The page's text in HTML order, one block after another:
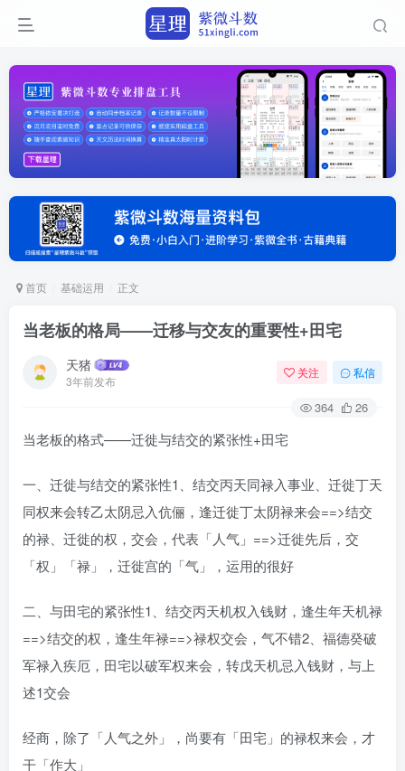
首页 基础运用 正文
当老板的格局——迁移与交友的重要性+田宅
天猪
3年前发布
关注 私信
364 26
当老板的格式——迁徙与结交的紧张性+田宅
一、迁徙与结交的紧张性1、结交丙天同禄入事业、迁徙丁天
同权来会转乙太阴忌入伉俪，逢迁徙丁太阴禄来会==>结交
的禄、迁徙的权，交会，代表「人气」==>迁徙先后，交
「权」「禄」，迁徙宫的「气」，运用的很好
二、与田宅的紧张性1、结交丙天机权入钱财，逢生年天机禄
==>结交的权，逢生年禄==>禄权交会，气不错2、福德癸破
军禄入疾厄，田宅以破军权来会，转戊天机忌入钱财，与上
述1交会
经商，除了「人气之外」，尚要有「田宅」的禄权来会，才
干「作大」